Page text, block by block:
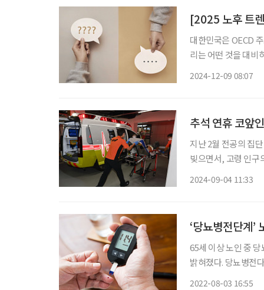
[2025 노후 트
대한민국은 OECD
리는 어떤 것을 대비
2024-12-09 08:07
추석 연휴 코앞
지난 2월 전공의 집
빚으면서, 고령 인구
2024-09-04 11:33
‘당뇨병전단계
65세 이상 노인 중
밝혀졌다. 당뇨병전다계란 혈당 검사 시 정상 혈당 범위를 벗어났지만, 당뇨병으로 진행될 정
2022-08-03 16:55